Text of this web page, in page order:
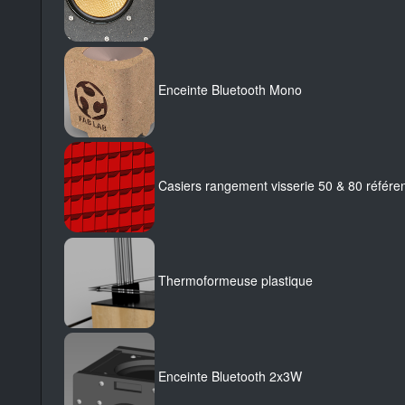
Enceinte Bluetooth Mono
Casiers rangement visserie 50 & 80
Thermoformeuse plastique
Enceinte Bluetooth 2x3W